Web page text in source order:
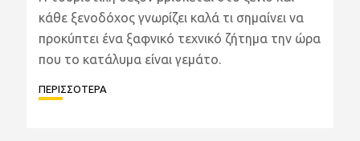
κάθε ξενοδόχος γνωρίζει καλά τι σημαίνει να
προκύπτει ένα ξαφνικό τεχνικό ζήτημα την ώρα
που το κατάλυμα είναι γεμάτο.
ΠΕΡΙΣΣΟΤΕΡΑ